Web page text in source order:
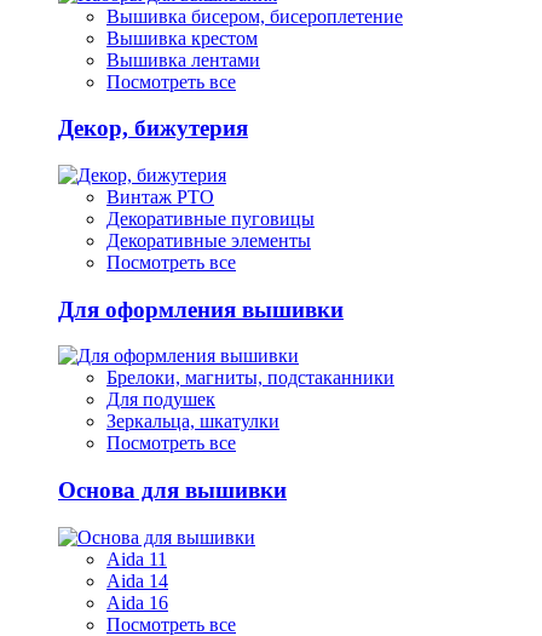
Вышивка бисером, бисероплетение
Вышивка крестом
Вышивка лентами
Посмотреть все
Декор, бижутерия
Винтаж РТО
Декоративные пуговицы
Декоративные элементы
Посмотреть все
Для оформления вышивки
Брелоки, магниты, подстаканники
Для подушек
Зеркальца, шкатулки
Посмотреть все
Основа для вышивки
Aida 11
Aida 14
Aida 16
Посмотреть все